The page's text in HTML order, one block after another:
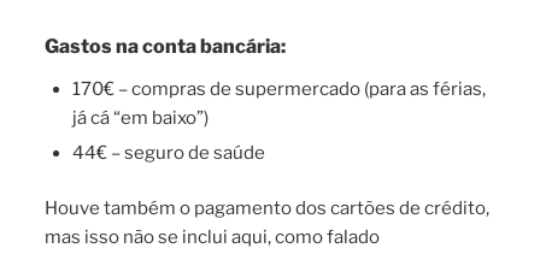
Gastos na conta bancária:
170€ – compras de supermercado (para as férias,
já cá “em baixo”)
44€ – seguro de saúde
Houve também o pagamento dos cartões de crédito,
mas isso não se inclui aqui, como falado